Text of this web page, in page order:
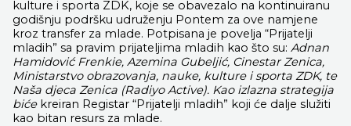
kulture i sporta ZDK, koje se obavezalo na kontinuiranu
godišnju podršku udruženju Pontem za ove namjene
kroz transfer za mlade. Potpisana je povelja “Prijatelji
mladih” sa pravim prijateljima mladih kao što su: Adnan
Hamidović Frenkie, Azemina Gubeljić, Cinestar Zenica,
Ministarstvo obrazovanja, nauke, kulture i sporta ZDK, te
Naša djeca Zenica (Radiyo Active). Kao izlazna strategija
bićekreiran Registar “Prijatelji mladih” koji će dalje služiti
kao bitan resurs za mlade.